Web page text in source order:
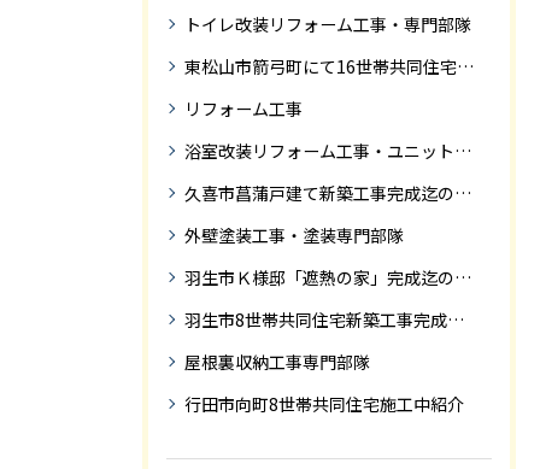
トイレ改装リフォーム工事・専門部隊
東松山市箭弓町にて16世帯共同住宅新築工事完成迄の紹介です。
リフォーム工事
浴室改装リフォーム工事・ユニットバス専門部隊
久喜市菖蒲戸建て新築工事完成迄の紹介
外壁塗装工事・塗装専門部隊
羽生市Ｋ様邸「遮熱の家」完成迄の紹介です
羽生市8世帯共同住宅新築工事完成迄の紹介
屋根裏収納工事専門部隊
行田市向町8世帯共同住宅施工中紹介